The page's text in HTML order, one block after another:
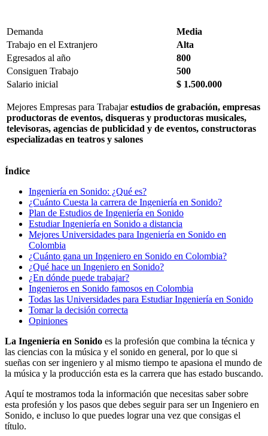
Demanda
Media
Trabajo en el Extranjero
Alta
Egresados al año
800
Consiguen Trabajo
500
Salario inicial
$ 1.500.000
Mejores Empresas para Trabajar estudios de grabación, empresas
productoras de eventos, disqueras y productoras musicales,
televisoras, agencias de publicidad y de eventos, constructoras
especializadas en teatros y salones
Índice
Ingeniería en Sonido: ¿Qué es?
¿Cuánto Cuesta la carrera de Ingeniería en Sonido?
Plan de Estudios de Ingeniería en Sonido
Estudiar Ingeniería en Sonido a distancia
Mejores Universidades para Ingeniería en Sonido en
Colombia
¿Cuánto gana un Ingeniero en Sonido en Colombia?
¿Qué hace un Ingeniero en Sonido?
¿En dónde puede trabajar?
Ingenieros en Sonido famosos en Colombia
Todas las Universidades para Estudiar Ingeniería en Sonido
Tomar la decisión correcta
Opiniones
La Ingeniería en Sonido es la profesión que combina la técnica y
las ciencias con la música y el sonido en general, por lo que si
sueñas con ser ingeniero y al mismo tiempo te apasiona el mundo de
la música y la producción esta es la carrera que has estado buscando.
Aquí te mostramos toda la información que necesitas saber sobre
esta profesión y los pasos que debes seguir para ser un Ingeniero en
Sonido, e incluso lo que puedes lograr una vez que consigas el
título.